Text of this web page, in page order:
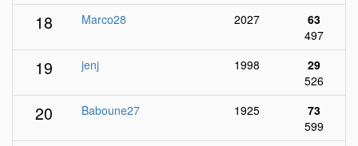
18 Marco28 2027
63
497
19 jenj 1998
29
526
20 Baboune27 1925
73
599